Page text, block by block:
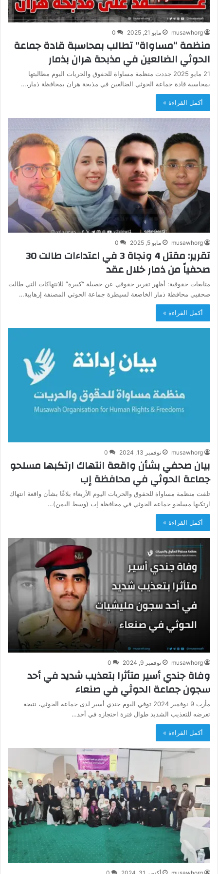
musawhorg مايو 21, 2025 0
منظمة “مساواة” تطالب بمحاسبة قادة جماعة
الحوثي الضالعين في مذبحة هران بذمار
21 مايو 2025 جددت منظمة مساواة للحقوق والحريات اليوم مطالبتها
بمحاسبة قادة جماعة الحوثي الضالعين في مذبحة هران بمحافظة ذمار،…
أكمل القراءة »
musawhorg مايو 5, 2025 0
تقرير: مقتل 4 ونجاة 3 في اعتداءات طالت 30
صحفياً من ذمار خلال عقد
متابعات حقوقية: أظهر تقرير حقوقي عن حصيلة “كبيرة” للانتهاكات التي طالت
صحفيي محافظة ذمار الخاضعة لسيطرة جماعة الحوثي المصنفة إرهابية…
أكمل القراءة »
musawhorg نوفمبر 13, 2024 0
بيان صحفي بشأن واقعة انتهاك ارتكبها مسلحو
جماعة الحوثي في محافظة إب
تلقت منظمة مساواة للحقوق والحريات اليوم الأربعاء بلاغًا بشأن واقعة انتهاك
ارتكبها مسلحو جماعة الحوثي في محافظة إب (وسط اليمن)…
أكمل القراءة »
musawhorg نوفمبر 9, 2024 0
وفاة جندي أسير متأثرا بتعذيب شديد في أحد
سجون جماعة الحوثي في صنعاء
مأرب 9 نوفمبر 2024 توفي اليوم جندي أسير لدى جماعة الحوثي، نتيجة
تعرضه للتعذيب الشديد طوال فترة احتجازه في أحد…
أكمل القراءة »